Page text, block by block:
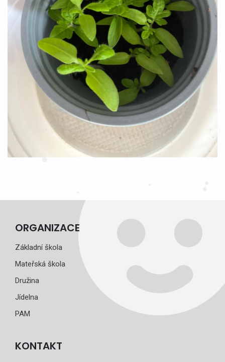
ORGANIZACE
Základní škola
Mateřská škola
Družina
Jídelna
PAM
KONTAKT